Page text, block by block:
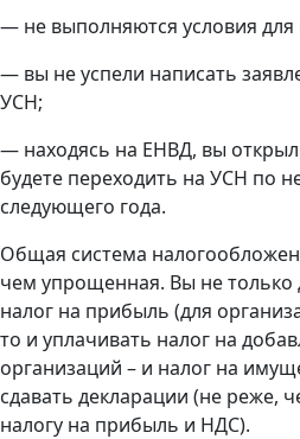
— не выполняются условия для
— вы не успели написать
УСН;
— находясь на ЕНВД, вы
будете переходить на УСН по
следующего года.
Общая система
чем упрощенная. Вы не только
налог на прибыль (для
то и уплачивать налог на
организаций – и налог на
сдавать декларации (не реже,
налогу на прибыль и НДС).